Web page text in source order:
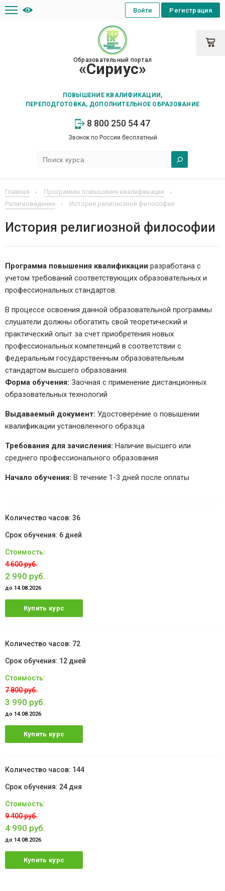
Образовательный портал
«Сириус»
ПОВЫШЕНИЕ КВАЛИФИКАЦИИ,
ПЕРЕПОДГОТОВКА, ДОПОЛНИТЕЛЬНОЕ ОБРАЗОВАНИЕ
8 800 250 54 47
Звонок по России бесплатный
Регистрация
Войти
Главная
Программы повышения квалификации
Религиоведение
История религиозной философии
История религиозной философии
Программа повышения квалификации разработана с
учетом требований соответствующих образовательных и
профессиональных стандартов.
В процессе освоения данной образовательной программы
слушатели должны обогатить свой теоретический и
практический опыт за счет приобретения новых
профессиональных компетенций в соответствии с
федеральным государственным образовательным
стандартом высшего образования.
Форма обучения: Заочная с применение дистанционных
образовательных технологий
Выдаваемый документ: Удостоверение о повышении
квалификации установленного образца
Требования для зачисления: Наличие высшего или
среднего профессионального образования
Начало обучения: В течение 1-3 дней после оплаты
36
6 дней
4 600 руб.
2 990 руб.
до 14.08.2026
Купить курс
72
12 дней
7 800 руб.
3 990 руб.
до 14.08.2026
Купить курс
144
24 дня
9 400 руб.
4 990 руб.
до 14.08.2026
Купить курс